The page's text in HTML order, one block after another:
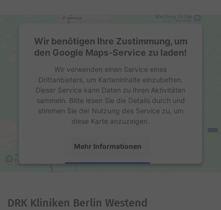
Wir benötigen Ihre Zustimmung, um
den Google Maps-Service zu laden!
Wir verwenden einen Service eines
Drittanbieters, um Karteninhalte einzubetten.
Dieser Service kann Daten zu Ihren Aktivitäten
sammeln. Bitte lesen Sie die Details durch und
stimmen Sie der Nutzung des Service zu, um
diese Karte anzuzeigen.
Mehr Informationen
Platform
DRK Kliniken Berlin Westend